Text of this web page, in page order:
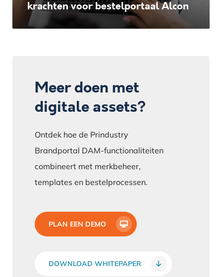
krachten voor bestelportaal Alcon
Meer doen met
digitale assets?
Ontdek hoe de Prindustry
Brandportal DAM-functionaliteiten
combineert met merkbeheer,
templates en bestelprocessen.
PLAN EEN DEMO
DOWNLOAD WHITEPAPER